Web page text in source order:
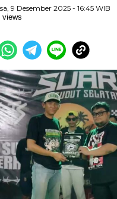
9 Desember 2025 - 16:45 WIB
views